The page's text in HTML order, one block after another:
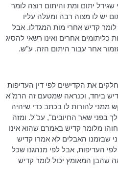
יתום ומת והיתום רוצה לומר
יש לו מצוה רבה ומעלה עליו
לומר קדיש אחרי מות המגדלו. אבל
כליתומים אחרים ואינו רשאי להסיג
אחר עבור היתום הזה. ע"ש.
את הקדישים לפי דין העדיפות
ביחד, וכנראה שמטעם זה הרמ"א
ממני להורות לו בכתב כדי שיהיה
בפני שאר החיובים", עכ"ל. ומזה
מלומר קדיש באמרם שהוא אינו
שבזמנו האבלים לא אמרו קדיש
העדיפות, אבל לפי מנהגנו שכל
שהבן המאומץ יכול לומר קדיש